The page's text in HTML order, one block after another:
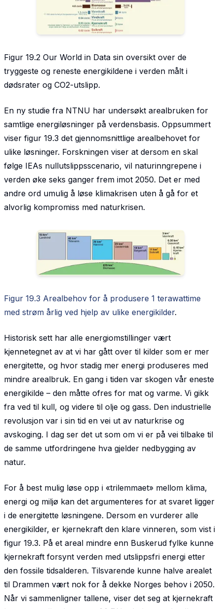
Figur 19.2 Our World in Data sin oversikt over de
tryggeste og reneste energikildene i verden målt i
dødsrater og CO2-utslipp.
En ny studie fra NTNU har undersøkt arealbruken for
samtlige energiløsninger på verdensbasis. Oppsummert
viser figur 19.3 det gjennomsnittlige arealbehovet for
ulike løsninger. Forskningen viser at dersom en skal
følge IEAs nullutslippsscenario, vil naturinngrepene i
verden øke seks ganger frem imot 2050. Det er med
andre ord umulig å løse klimakrisen uten å gå for et
alvorlig kompromiss med naturkrisen.
Figur 19.3 Arealbehov for å produsere 1 terawattime
med strøm årlig ved hjelp av ulike energikilder.
Historisk sett har alle energiomstillinger vært
kjennetegnet av at vi har gått over til kilder som er mer
energitette, og hvor stadig mer energi produseres med
mindre arealbruk. En gang i tiden var skogen vår eneste
energikilde – den måtte ofres for mat og varme. Vi gikk
fra ved til kull, og videre til olje og gass. Den industrielle
revolusjon var i sin tid en vei ut av naturkrise og
avskoging. I dag ser det ut som om vi er på vei tilbake til
de samme utfordringene hva gjelder nedbygging av
natur.
For å best mulig løse opp i «trilemmaet» mellom klima,
energi og miljø kan det argumenteres for at svaret ligger
i de energitette løsningene. Dersom en vurderer alle
energikilder, er kjernekraft den klare vinneren, som vist i
figur 19.3. På et areal mindre enn Buskerud fylke kunne
kjernekraft forsynt verden med utslippsfri energi etter
den fossile tidsalderen. Tilsvarende kunne halve arealet
til Drammen vært nok for å dekke Norges behov i 2050.
Når vi sammenligner tallene, viser det seg at kjernekraft